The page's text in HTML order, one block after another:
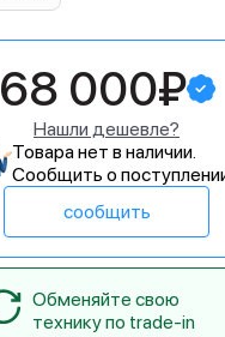
68 000₽
Нашли дешевле?
Товара нет в наличии.
Сообщить о
сообщить
Обменяйте свою
технику по trade-in